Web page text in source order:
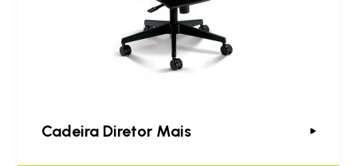
Cadeira Diretor Mais